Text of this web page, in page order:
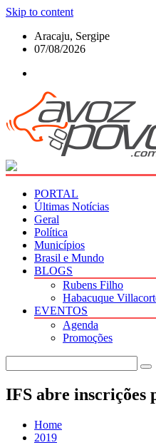
Skip to content
Aracaju, Sergipe
07/08/2026
PORTAL
Últimas Notícias
Geral
Política
Municípios
Brasil e Mundo
BLOGS
Rubens Filho
Habacuque
EVENTOS
Agenda
Promoções
IFS abre inscrições
Home
2019